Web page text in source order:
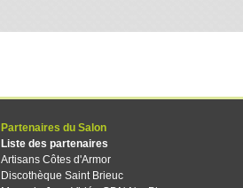
Partenaires du Salon
Liste des partenaires
Artisans Côtes d'Armor
Discothèque Saint Brieuc